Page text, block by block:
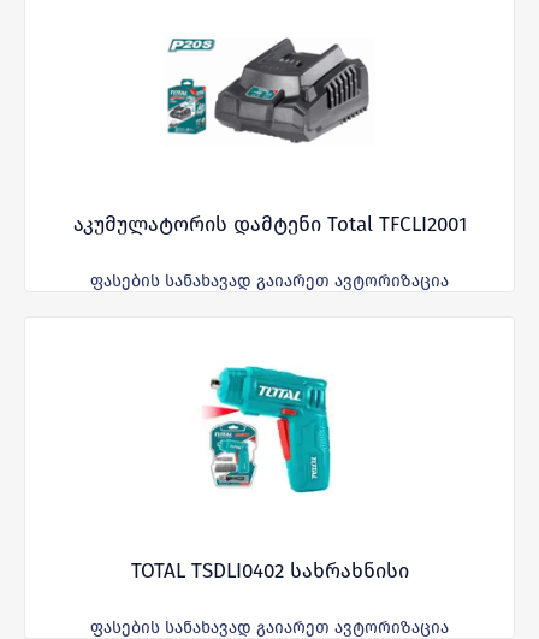
აკუმულატორის დამტენი Total TFCLI2001
ფასების სანახავად გაიარეთ ავტორიზაცია
TOTAL TSDLI0402 სახრახნისი
ფასების სანახავად გაიარეთ ავტორიზაცია